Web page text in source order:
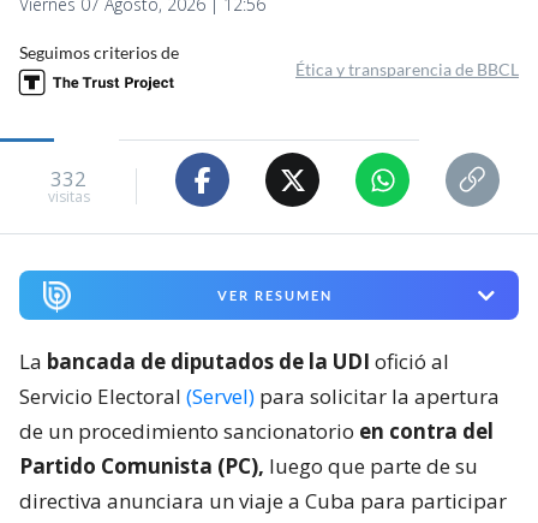
Viernes 07 Agosto, 2026 | 12:56
Seguimos criterios de
Ética y transparencia de BBCL
332
visitas
VER RESUMEN
La bancada de diputados de la UDI ofició al
Servicio Electoral (Servel) para solicitar la apertura
de un procedimiento sancionatorio en contra del
Partido Comunista (PC), luego que parte de su
directiva anunciara un viaje a Cuba para participar